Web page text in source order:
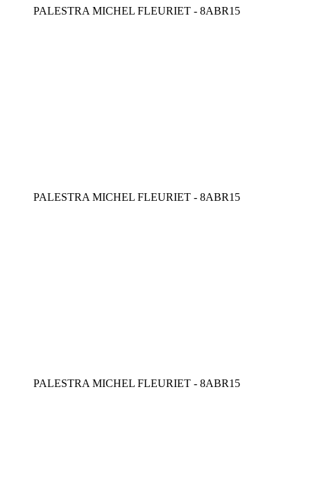
PALESTRA MICHEL FLEURIET - 8ABR15
PALESTRA MICHEL FLEURIET - 8ABR15
PALESTRA MICHEL FLEURIET - 8ABR15